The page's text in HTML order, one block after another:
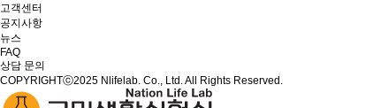
고객센터
공지사항
뉴스
FAQ
상담 문의
COPYRIGHTⓒ2025 Nlifelab. Co., Ltd. All Rights Reserved.